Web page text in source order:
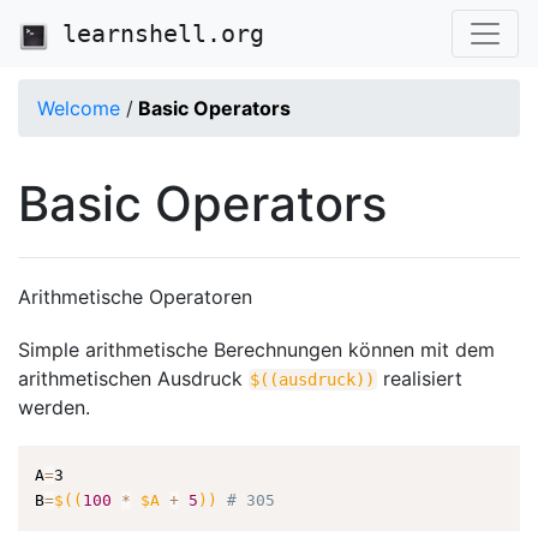
learnshell.org
Welcome / Basic Operators
Basic Operators
Arithmetische Operatoren
Simple arithmetische Berechnungen können mit dem
arithmetischen Ausdruck $((ausdruck))
realisiert
werden.
A=3
B=$(( 100 * $A + 5 )) # 305